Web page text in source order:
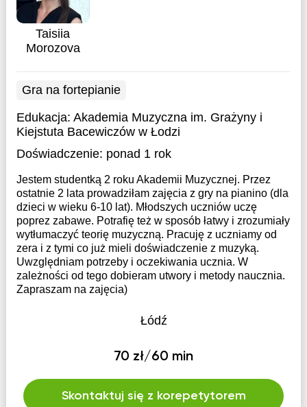
Taisiia
Morozova
Gra na fortepianie
Edukacja: Akademia Muzyczna im. Grażyny i
Kiejstuta Bacewiczów w Łodzi
Doświadczenie: ponad 1 rok
Jestem studentką 2 roku Akademii Muzycznej. Przez
ostatnie 2 lata prowadziłam zajęcia z gry na pianino (dla
dzieci w wieku 6-10 lat). Młodszych uczniów uczę
poprez zabawe. Potrafię też w sposób łatwy i zrozumiały
wytłumaczyć teorię muzyczną. Pracuję z uczniamy od
zera i z tymi co już mieli doświadczenie z muzyką.
Uwzględniam potrzeby i oczekiwania ucznia. W
zależności od tego dobieram utwory i metody naucznia.
Zapraszam na zajęcia)
Łódź
70 zł/60 min
Skontaktuj się z korepetytorem